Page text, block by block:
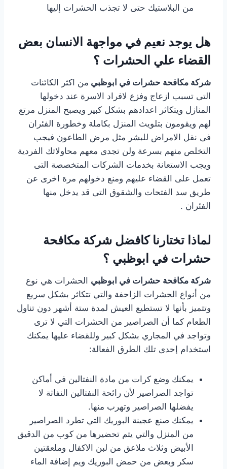
من البلاستيك حتى لا تجذب الحشرات إليها
هل يوجد نعيم في مواجهة الانسان بعض
القضاء علي الحشرات ؟
شركة مكافحة حشرات في ابوظبي من اكثر الكائنات
التى تسبب ازعاج وفزع لافراد الاسرة عند دخولها
المنازل ويتكاثر اعدادهم بشكل كبير ويصبح المنزل مرتع
لهم ويقومون بتلويث المنزل بكاملة وخطورة الفئران
فى نقل الامراض للبشر مثل مرض الطاعون فيجب
التخلص منهم بسرعة ولن تجدى معهم محاولاتك الفردية
ويجب الاستعانة بخدمات الشركات المتخصصة التى
تعمل على القضاء عليهم ومنع دخولهم مرة اخرى عن
طريق سد الفتحات والشقوق التى قد يدخل منها
الفئران .
لماذا تختارنا كافضل شركة مكافحة
حشرات في ابوظبي ؟
شركة مكافحة حشرات في ابوظبي الحشرات هي نوع
من أنواع الحشرات الزاحفة والتي تتكاثر بشكل سريع
وتتميز بأنها لا تستطيع العيش لمدة ستة أشهر دون تناول
الطعام كما أن الصراصير من الحشرات التي لا ترى
وتواجد في المجاري بشكل كبير وللقضاء عليها يمكنك
استخدام إحدى تلك الطرق الفعالة:
يمكنك وضع كرات من مادة النفتالين في أماكن
تواجد الصراصير لأن رائحة النفتالين النفاثة لا
يفضلها الصراصير وتهرب منها.
يمكنك صنع عجينة البوريك التي تطرد الصراصير
من المنزل والتي يتم تحضيرها من كوب من الدقيق
الأبيض وثلاث ملاعق من لبن الاكفال وملعقتين
سكر وبعض من حمض البوريك ويم إضافة الماء